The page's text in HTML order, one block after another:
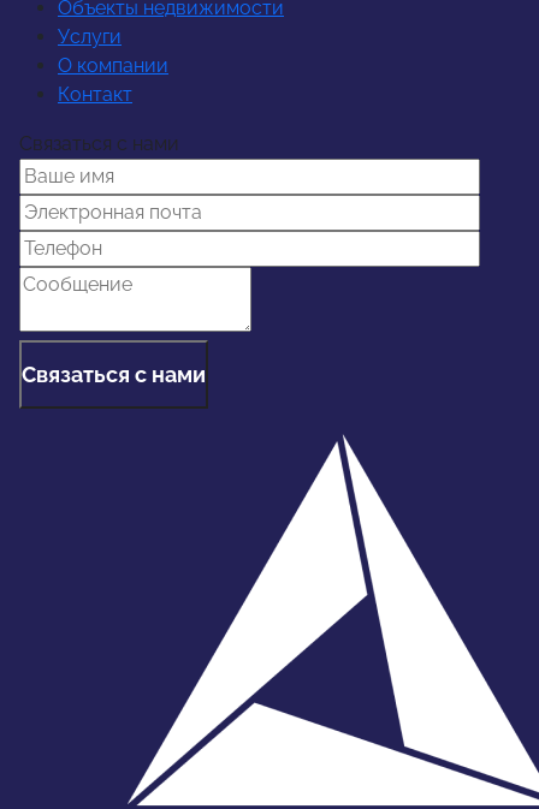
Объекты недвижимости
Услуги
О компании
Контакт
Связаться с нами
Связаться с нами